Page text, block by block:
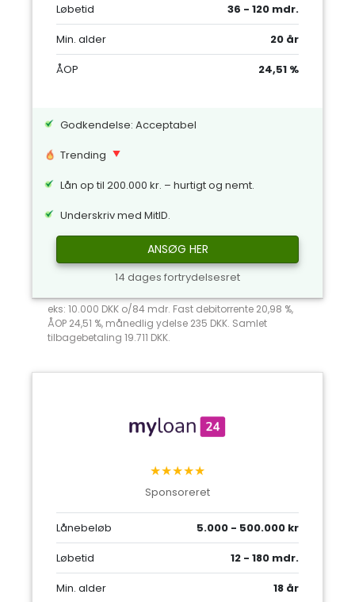
Løbetid
36 - 120 mdr.
Min. alder
20 år
ÅOP
24,51 %
Godkendelse: Acceptabel
Trending
Lån op til 200.000 kr. – hurtigt og nemt.
Underskriv med MitID.
ANSØG HER
14 dages fortrydelsesret
eks: 10.000 DKK o/84 mdr. Fast debitorrente 20,98 %,
ÅOP 24,51 %, månedlig ydelse 235 DKK. Samlet
tilbagebetaling 19.711 DKK.
★★★★★
Sponsoreret
Lånebeløb
5.000 - 500.000 kr
Løbetid
12 - 180 mdr.
Min. alder
18 år